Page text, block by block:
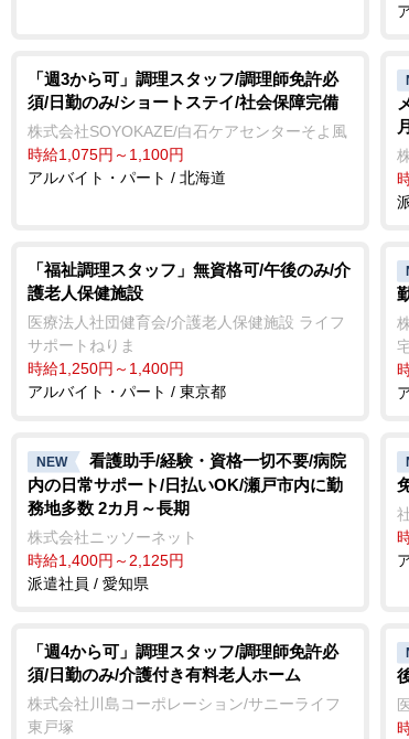
「週3から可」調理スタッフ/調理師免許必
須/日勤のみ/ショートステイ/社会保障完備
株式会社SOYOKAZE/白石ケアセンターそよ風
時給1,075円～1,100円
アルバイト・パート / 北海道
「福祉調理スタッフ」無資格可/午後のみ/介
護老人保健施設
医療法人社団健育会/介護老人保健施設 ライフ
サポートねりま
時給1,250円～1,400円
アルバイト・パート / 東京都
NEW
看護助手/経験・資格一切不要/病院
内の日常サポート/日払いOK/瀬戸市内に勤
務地多数 2カ月～長期
株式会社ニッソーネット
時給1,400円～2,125円
派遣社員 / 愛知県
「週4から可」調理スタッフ/調理師免許必
須/日勤のみ/介護付き有料老人ホーム
株式会社川島コーポレーション/サニーライフ
東戸塚